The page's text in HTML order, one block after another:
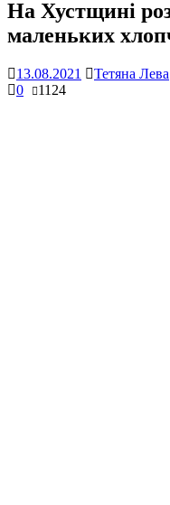
На Хустщині
маленьких
13.08.2021 Тетяна Лева
0
1124